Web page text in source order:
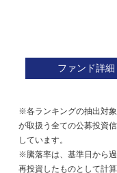
ファンド詳細
※各ランキングの抽出対
が取扱う全ての公募投資
しています。
※騰落率は、基準日から
再投資したものとして計算